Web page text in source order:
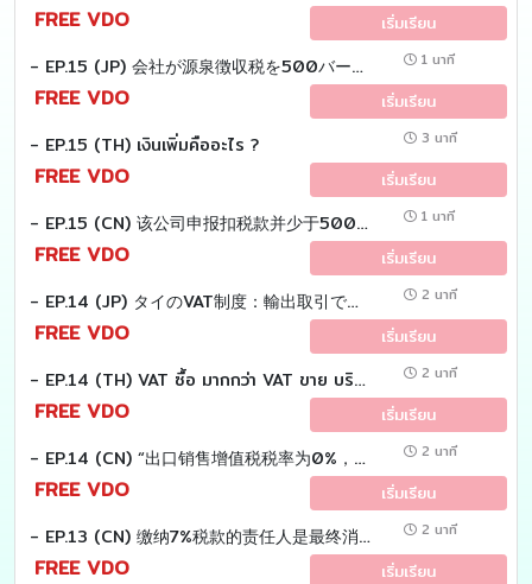
FREE VDO เริ่มเรียน
- EP.15 (JP) 会社が源泉徴収税を500バーツ過少納付だったため、 歳入局より不足分の税額を納付するように指摘され、 さらに「延滞税）」の支払いも要求されました。 質問：この「延滞税」とは何か。 1 นาที
FREE VDO เริ่มเรียน
- EP.15 (TH) เงินเพิ่มคืออะไร ? 3 นาที
FREE VDO เริ่มเรียน
- EP.15 (CN) 该公司申报扣税款并少于500泰铢，税务官却说少缴了税款。而且还得额外付钱。问题是，额外的钱是什么？ 1 นาที
FREE VDO เริ่มเรียน
- EP.14 (JP) タイのVAT制度：輸出取引で仕入VATを還付する方法 2 นาที
FREE VDO เริ่มเรียน
- EP.14 (TH) VAT ซื้อ มากกว่า VAT ขาย บริษัทต้องทำอย่างไร ? 2 นาที
FREE VDO เริ่มเรียน
- EP.14 (CN) “出口销售增值税税率为0%，但泰国境内采购增值税税率为7% → 多缴的采购税款可以退还或结转至下个月。” 2 นาที
FREE VDO เริ่มเรียน
- EP.13 (CN) 缴纳7%税款的责任人是最终消费者。公司购买产品并非用于消费，那么公司为什么要缴纳这笔购置税呢？ 2 นาที
FREE VDO เริ่มเรียน